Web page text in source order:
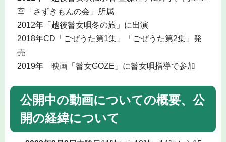
宰「さずきもんの会」所属
2012年「越後瞽女唄冬の旅」に出演
2018年CD「ごぜうた第1集」「ごぜうた第2集」発
売
2019年 映画「瞽女GOZE」に瞽女唄指導で参加
公開中の動画についての概要、公
開の経緯について